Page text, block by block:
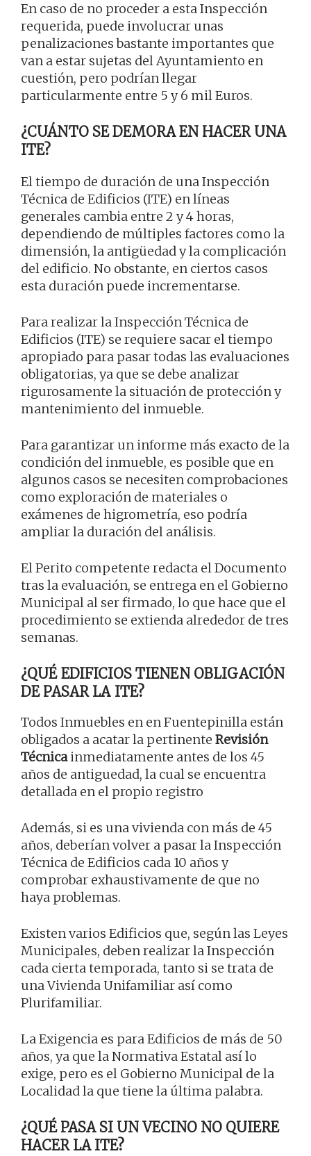
En caso de no proceder a esta Inspección
requerida, puede involucrar unas
penalizaciones bastante importantes que
van a estar sujetas del Ayuntamiento en
cuestión, pero podrían llegar
particularmente entre 5 y 6 mil Euros.
¿CUÁNTO SE DEMORA EN HACER UNA
ITE?
El tiempo de duración de una Inspección
Técnica de Edificios (ITE) en líneas
generales cambia entre 2 y 4 horas,
dependiendo de múltiples factores como la
dimensión, la antigüedad y la complicación
del edificio. No obstante, en ciertos casos
esta duración puede incrementarse.
Para realizar la Inspección Técnica de
Edificios (ITE) se requiere sacar el tiempo
apropiado para pasar todas las evaluaciones
obligatorias, ya que se debe analizar
rigurosamente la situación de protección y
mantenimiento del inmueble.
Para garantizar un informe más exacto de la
condición del inmueble, es posible que en
algunos casos se necesiten comprobaciones
como exploración de materiales o
exámenes de higrometría, eso podría
ampliar la duración del análisis.
El Perito competente redacta el Documento
tras la evaluación, se entrega en el Gobierno
Municipal al ser firmado, lo que hace que el
procedimiento se extienda alrededor de tres
semanas.
¿QUÉ EDIFICIOS TIENEN OBLIGACIÓN
DE PASAR LA ITE?
Todos Inmuebles en en Fuentepinilla están
obligados a acatar la pertinente Revisión
Técnicainmediatamente antes de los 45
años de antiguedad, la cual se encuentra
detallada en el propio registro
Además, si es una vivienda con más de 45
años, deberían volver a pasar la Inspección
Técnica de Edificios cada 10 años y
comprobar exhaustivamente de que no
haya problemas.
Existen varios Edificios que, según las Leyes
Municipales, deben realizar la Inspección
cada cierta temporada, tanto si se trata de
una Vivienda Unifamiliar así como
Plurifamiliar.
La Exigencia es para Edificios de más de 50
años, ya que la Normativa Estatal así lo
exige, pero es el Gobierno Municipal de la
Localidad la que tiene la última palabra.
¿QUÉ PASA SI UN VECINO NO QUIERE
HACER LA ITE?